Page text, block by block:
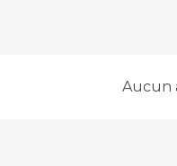
Aucun